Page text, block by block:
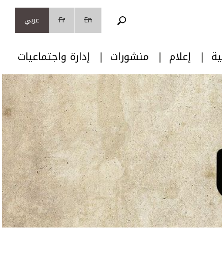
En
Fr عربي
إعلام منشورات إدارة واجتماعيات